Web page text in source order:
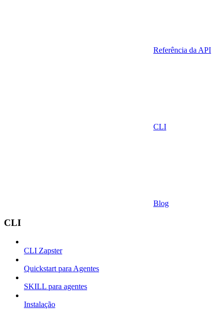
Referência da API
CLI
Blog
CLI
CLI Zapster
Quickstart para Agentes
SKILL para agentes
Instalação